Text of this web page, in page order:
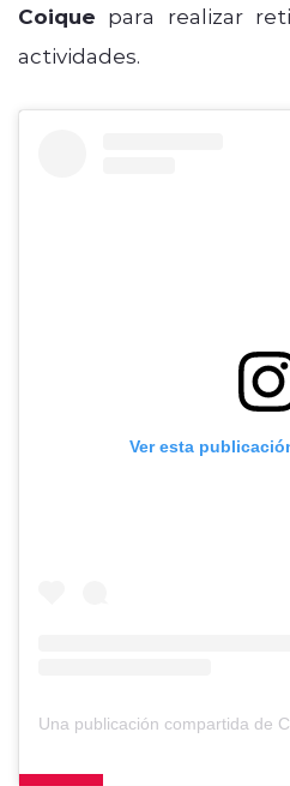
Coique para realizar
actividades.
Ver esta